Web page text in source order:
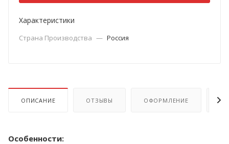
Характеристики
Страна Производства — Россия
ОПИСАНИЕ ОТЗЫВЫ ОФОРМЛЕНИЕ
Особенности: